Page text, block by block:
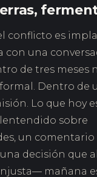
conflicto es
con una
de tres meses
Dentro de
Lo que hoy
sobre
un comentario
decisión que
mañana